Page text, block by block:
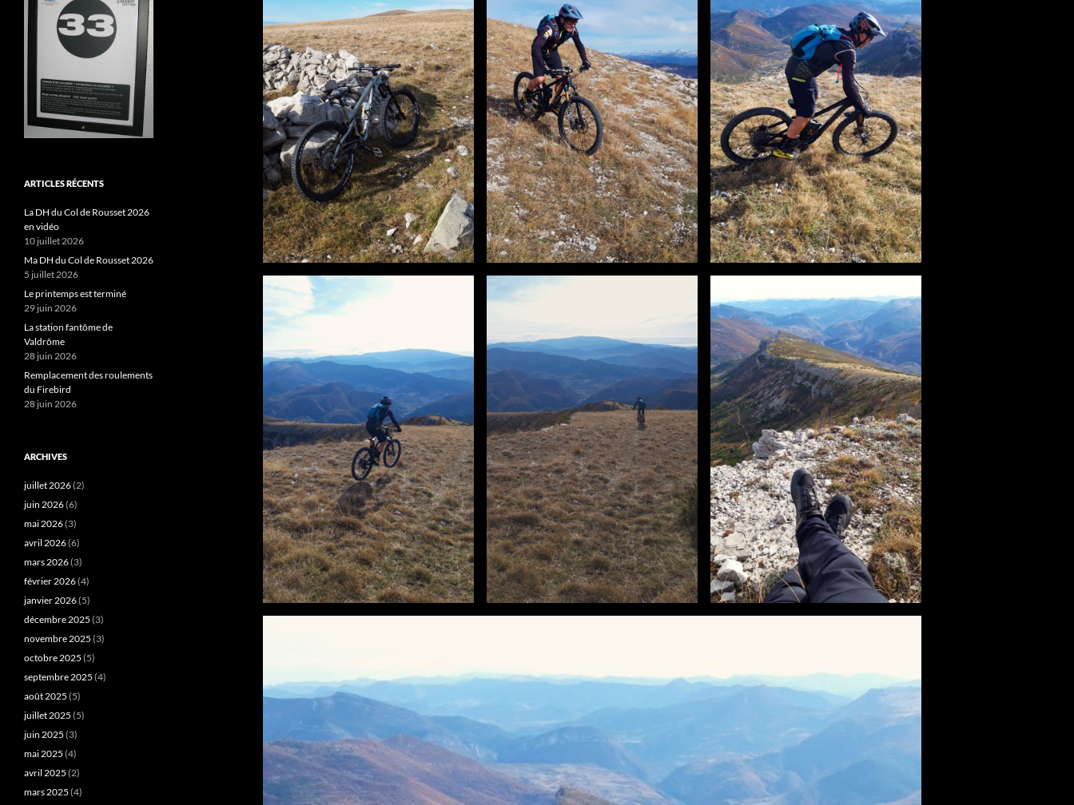
ARTICLES RÉCENTS
La DH du Col de Rousset 2026
en vidéo
10 juillet 2026
Ma DH du Col de Rousset 2026
5 juillet 2026
Le printemps est terminé
29 juin 2026
La station fantôme de
Valdrôme
28 juin 2026
Remplacement des roulements
du Firebird
28 juin 2026
ARCHIVES
juillet 2026(2)
juin 2026(6)
mai 2026(3)
avril 2026(6)
mars 2026(3)
février 2026(4)
janvier 2026(5)
décembre 2025 (3)
novembre 2025 (3)
octobre 2025 (5)
septembre 2025 (4)
août 2025 (5)
juillet 2025 (5)
juin 2025 (3)
mai 2025 (4)
avril 2025 (2)
mars 2025 (4)